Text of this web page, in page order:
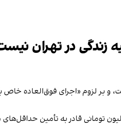
زندگی در تهران
و بر لزوم «اجرای فوق‌العاده
نایب‌ رییس اول شورای عالی نظام پرستاری، به خبرگزاری ایسنا گفت یک پرستار با حقوق میانگین ۲۵ تا